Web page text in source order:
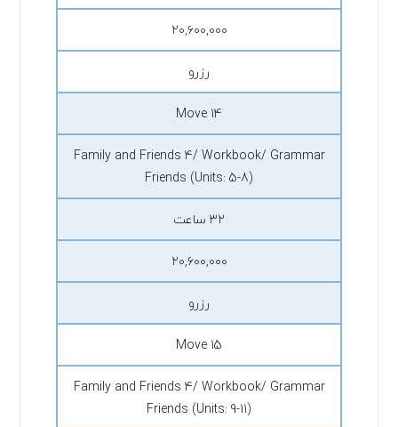
۲۰,۶۰۰,۰۰۰
رزرو
Move 14
Family and Friends 4/ Workbook/ Grammar
Friends (Units: 5-8)
۳۲ ساعت
۲۰,۶۰۰,۰۰۰
رزرو
Move 15
Family and Friends 4/ Workbook/ Grammar
Friends (Units: 9-11)